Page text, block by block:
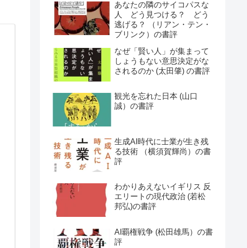
あなたの隣のサイコパスな
人 どう見つける？ どう
逃げる？ （リアン・テン・
ブリンク）の書評
なぜ「賢い人」が集まって
しょうもない意思決定がな
されるのか (太田肇) の書評
観光を忘れた日本 (山口
誠）の書評
生成AI時代に士業が生き残
る技術 （横須賀輝尚）の書
評
わかりあえないイギリス 反
エリートの現代政治 (若松
邦弘)の書評
AI覇権戦争 (松田雄馬）の書
評